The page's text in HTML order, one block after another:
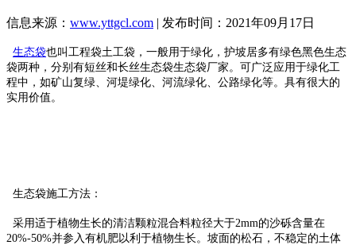
信息来源： www.yttgcl.com | 发布时间：2021年09月17日
生态袋也叫工程袋土工袋，一般用于绿化，护坡居多有绿色黑色生态
袋两种，分别有短丝和长丝生态袋生态袋厂家。可广泛应用于绿化工
程中，如矿山复绿、河堤绿化、河流绿化、公路绿化等。具有很大的
实用价值。
生态袋施工方法：
采用适于植物生长的清洁颗粒混合料粒径大于2mm的沙砾含量在
20%-50%并参入有机肥以利于植物生长。坡面的松石，不稳定的土体